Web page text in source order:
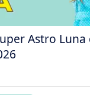
Astro Luna